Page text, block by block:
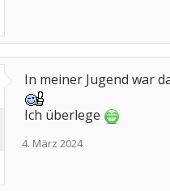
In meiner Jugend war
Ich überlege
4. März 2024